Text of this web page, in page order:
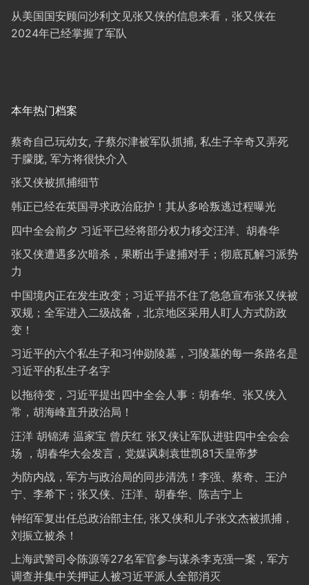
从美国国安顾问沙利文见张又侠的信息来看，张又侠在
2024年已经掌握了军队
本年热门档案
蔡奇自己玩幼女, 子蔡尔津被军队抓捕, 私生子辛奇又弄死
于朦胧, 军方将很快介入
张又侠被抓捕细节
韩正已经在英国寻求政治庇护！其从多哈叛逃过程曝光
四中全会前夕 习近平已经将部分权力移交汪洋、胡春华
张又侠遭遇多次暗杀，果断出手逮捕对手；彻底瓦解习派势
力
中国境内正在发生政变；习近平捂不住了急急宣布张又侠被
双规；全军进入二级战备，北京地区采用人盯人方式防政
变！
习近平的六个私生子和习仲勋陵墓，习陵墓的每一条路名是
习近平的私生子名字
以拖待变，习近平提出四中全会人事：胡春华、张又侠入
常，胡海峰直升政治局！
汪洋 胡锦涛 温家宝 曾庆红 张又侠让军队进驻四中全会会
场 ，胡春华大会发言，党媒讽刺袁世凯81天皇帝梦
为防内战，军方与政治局的同步清洗！李强、蔡奇、王沪
宁、李希下；张又侠、汪洋、胡春华、陈吉宁上
钟绍军复出任总政治部主任, 张又侠和儿子张文杰被抓捕，
刘振立被杀！
上海武警司令陈源等27名军官参与谋杀李克强一案，军方
调查并集中关押证人被习近平派人全部消灭